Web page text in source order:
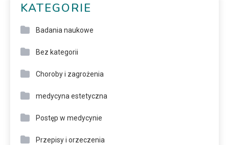
KATEGORIE
Badania naukowe
Bez kategorii
Choroby i zagrożenia
medycyna estetyczna
Postęp w medycynie
Przepisy i orzeczenia